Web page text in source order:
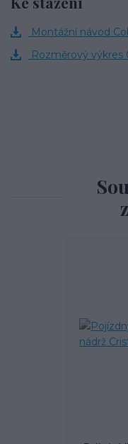
Montážní návod
Rozměrový výkres